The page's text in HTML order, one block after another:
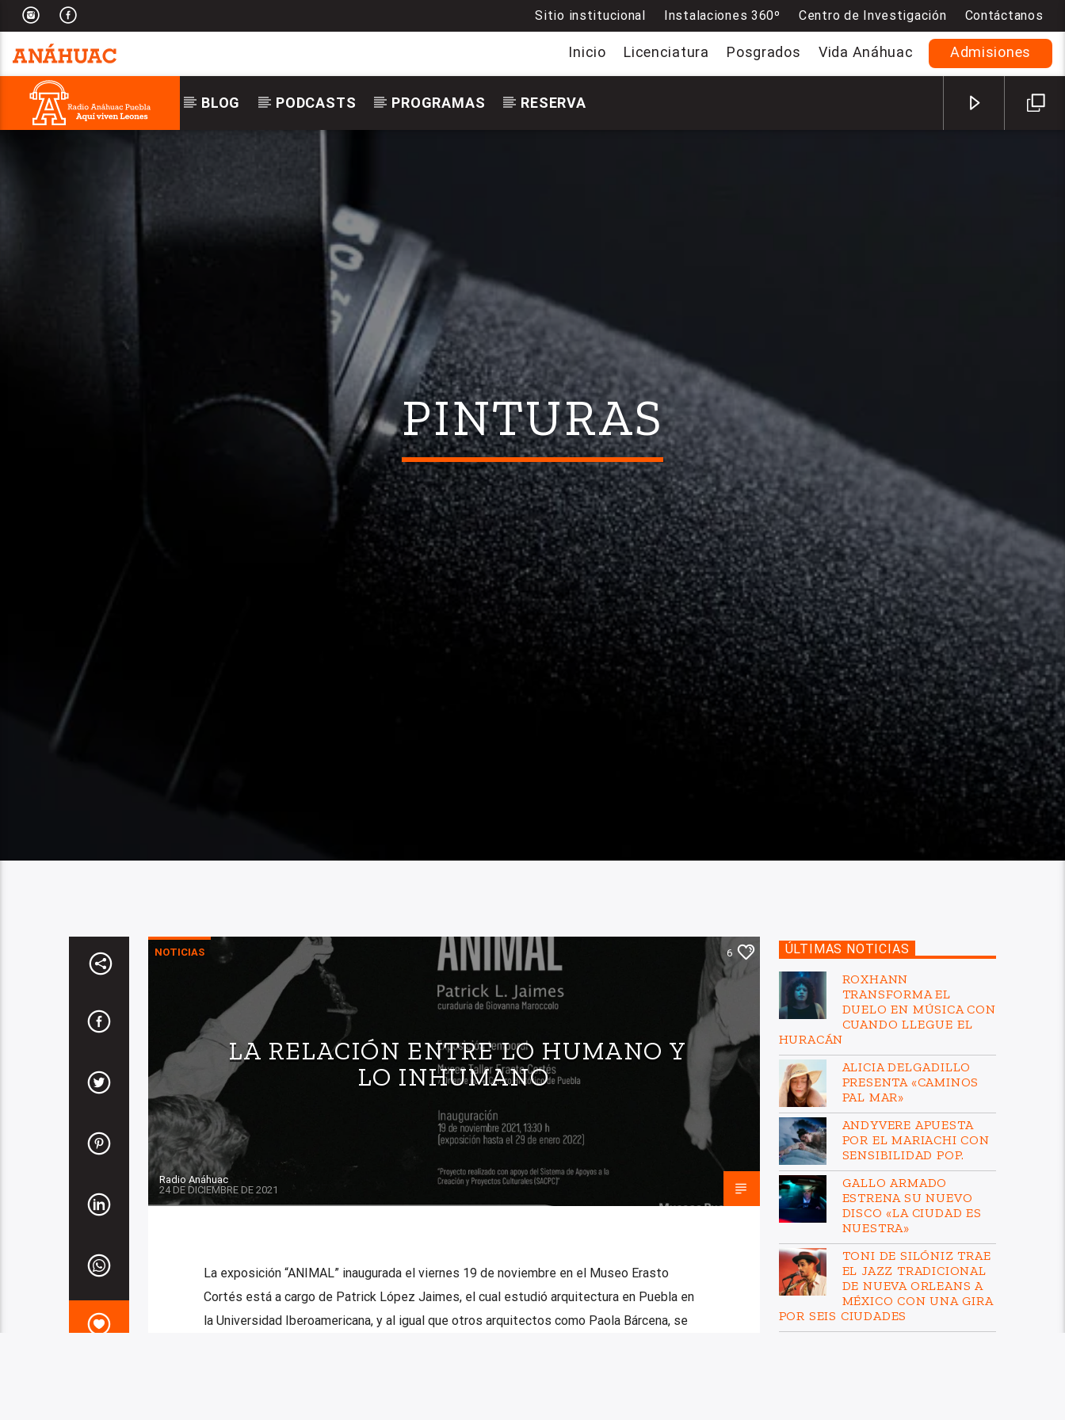
Contáctanos
Centro de Investigación
Instalaciones 360º
Sitio institucional
Inicio Licenciatura Posgrados Vida Anáhuac Admisiones
BLOG PODCASTS PROGRAMAS RESERVA
PINTURAS
NOTICIAS 6
LA RELACIÓN ENTRE LO HUMANO Y
LO INHUMANO
Radio Anáhuac
24 DE DICIEMBRE DE 2021
La exposición “ANIMAL” inaugurada el viernes 19 de noviembre en el Museo Erasto
Cortés está a cargo de Patrick López Jaimes, el cual estudió arquitectura en Puebla en
la Universidad Iberoamericana, y al igual que otros arquitectos como Paola Bárcena, se
ÚLTIMAS NOTICIAS
ROXHANN
TRANSFORMA EL
DUELO EN MÚSICA CON
CUANDO LLEGUE EL
HURACÁN
ALICIA DELGADILLO
PRESENTA «CAMINOS
PAL MAR»
ANDYVERE APUESTA
POR EL MARIACHI CON
SENSIBILIDAD POP.
GALLO ARMADO
ESTRENA SU NUEVO
DISCO «LA CIUDAD ES
NUESTRA»
TONI DE SILÓNIZ TRAE
EL JAZZ TRADICIONAL
DE NUEVA ORLEANS A
MÉXICO CON UNA GIRA
POR SEIS CIUDADES